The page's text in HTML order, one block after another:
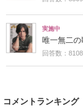
実施中
唯一無二の
回答数：8108
コメントランキング